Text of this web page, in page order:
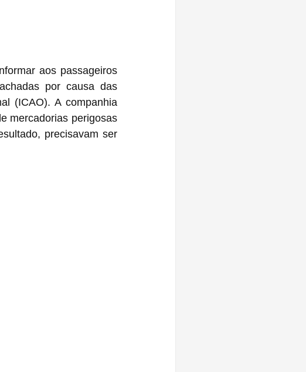
aos passageiros
(ICAO). A companhia
precisavam ser